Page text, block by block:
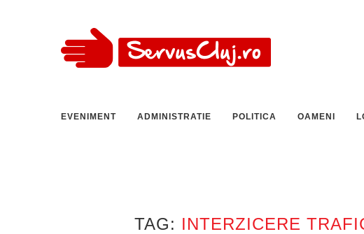
EVENIMENT ADMINISTRATIE POLITICA OAMENI
TAG: INTERZICERE